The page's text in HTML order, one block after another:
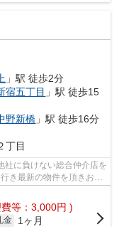
」駅 徒歩2分
宿五丁目 」駅 徒歩15
野新橋 」駅 徒歩16分
丁目
社に負けない総合仲介店を
き最新の物件を頂きお客
等：3,000円 )
金
1ヶ月